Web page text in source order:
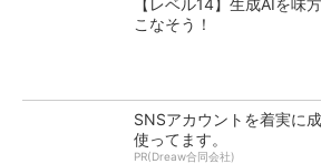
【レベル14】生成AIを味
こなそう！
SNSアカウントを着実に
使ってます。
PR(Dreaw合同会社)